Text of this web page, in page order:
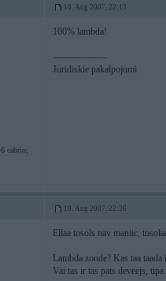
10. Aug 2007, 22:13
cabrio;
100% lambda!
-----------------
Juridiskie pakalpojumi
10. Aug 2007, 22:26
Ellaa tosols nav maniic,
Lambda zonde? Kas taa taada
Vai tas ir tas pats deveejs,